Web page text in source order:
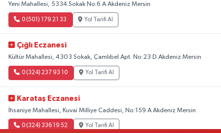
Yeni Mahallesi, 5334.Sokak No:6 A Akdeniz Mersin
0 (501) 179 21 33 Yol Tarifi Al
Çığlı Eczanesi
Kültür Mahallesi, 4303 Sokak, Çamlıbel Apt. No:23 D Akdeniz Mersin
0 (324) 237 93 10 Yol Tarifi Al
Karataş Eczanesi
İhsaniye Mahallesi, Kuvai Milliye Caddesi, No:159 A Akdeniz Mersin
0 (324) 336 19 52 Yol Tarifi Al